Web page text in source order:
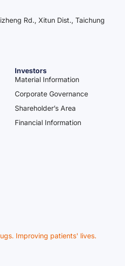
Improving patients' lives.
Investors
Material Information
Corporate Governance
Shareholder’s Area
Financial Information
Rd., Xitun Dist., Taichung